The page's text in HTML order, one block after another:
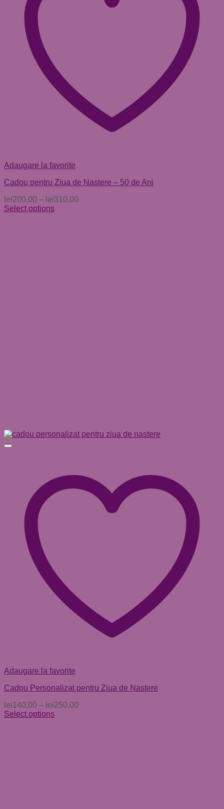
Adaugare la favorite
Cadou pentru Ziua de Nastere – 50 de Ani
lei200,00 – lei310,00
Select options
Adaugare la favorite
Cadou Personalizat pentru Ziua de Nastere
lei140,00 – lei250,00
Select options